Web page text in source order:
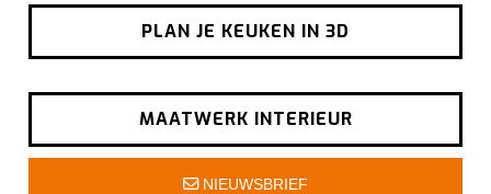
PLAN JE KEUKEN IN 3D
MAATWERK INTERIEUR
NIEUWSBRIEF